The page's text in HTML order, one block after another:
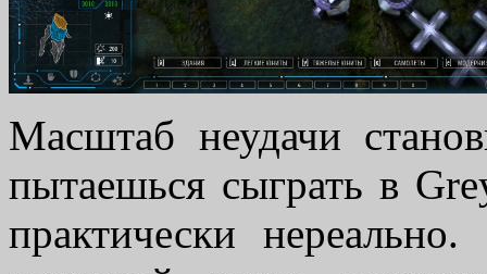
Масштаб неудачи
пытаешься сыграть в
практически